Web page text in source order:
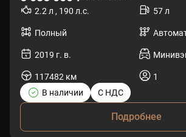
2.2 л , 190 л.с.
57 л
Полный
2019 г. в.
117482 км
1
В наличии
С НДС
Подробнее